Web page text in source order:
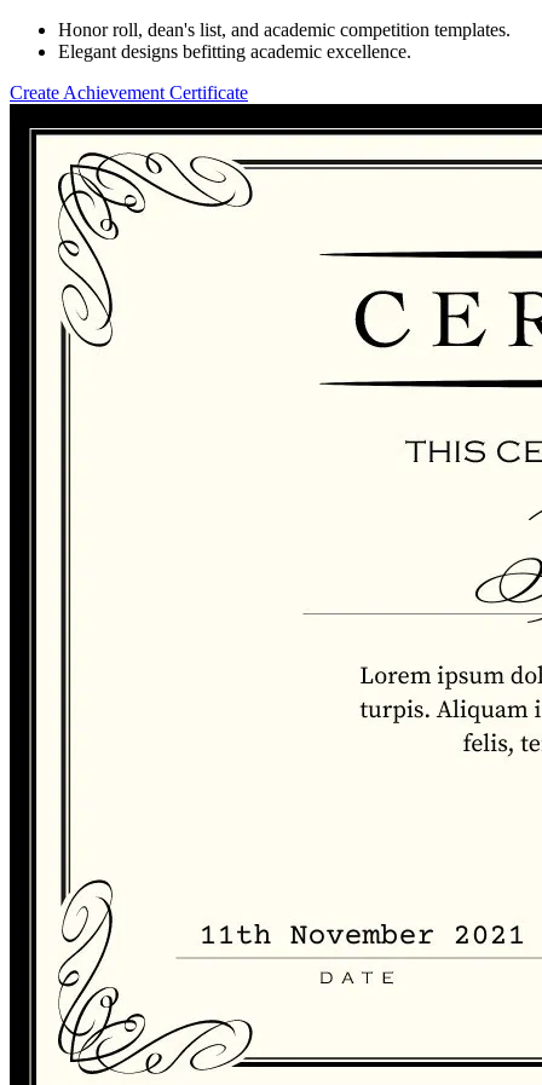
Honor roll, dean's list, and academic competition templates.
Elegant designs befitting academic excellence.
Create Achievement Certificate